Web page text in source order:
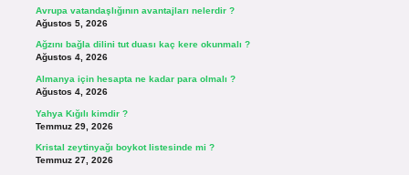
Avrupa vatandaşlığının avantajları nelerdir ?
Ağustos 5, 2026
Ağzını bağla dilini tut duası kaç kere okunmalı ?
Ağustos 4, 2026
Almanya için hesapta ne kadar para olmalı ?
Ağustos 4, 2026
Yahya Kığılı kimdir ?
Temmuz 29, 2026
Kristal zeytinyağı boykot listesinde mi ?
Temmuz 27, 2026